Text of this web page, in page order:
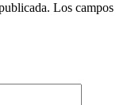
Los campos